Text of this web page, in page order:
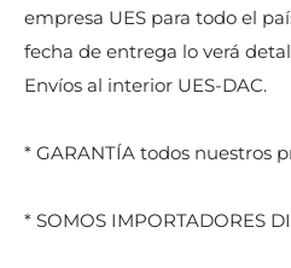
empresa UES para todo el
fecha de entrega lo verá
Envíos al interior UES-DAC.
* GARANTÍA todos nuestros
* SOMOS IMPORTADORES